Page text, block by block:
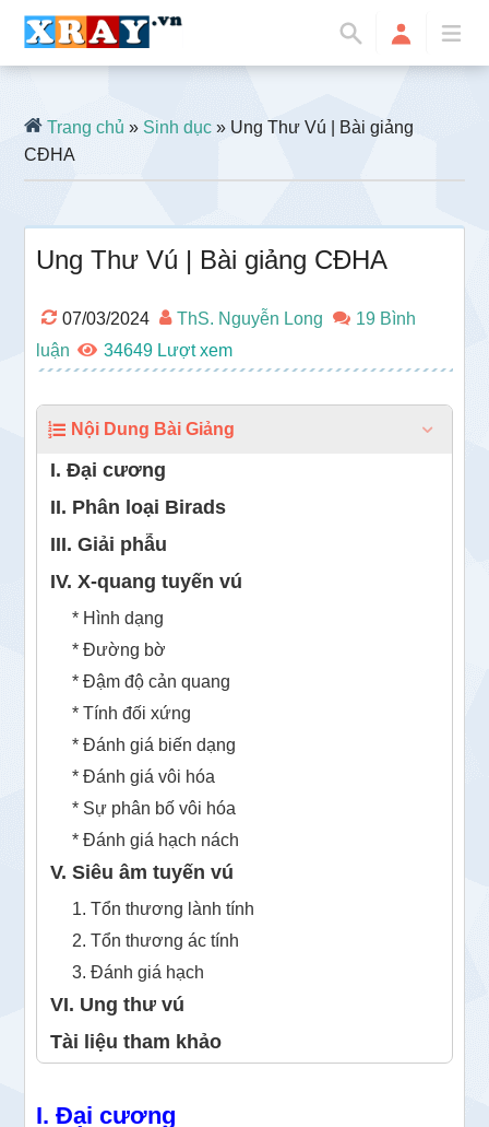
Trang chủ »Sinh dục » Ung Thư Vú | Bài giảng
CĐHA
Ung Thư Vú | Bài giảng CĐHA
07/03/2024 ThS. Nguyễn Long
19 Bình
luận
34649
Nội Dung Bài Giảng
I. Đại cương
II. Phân loại Birads
III. Giải phẫu
IV. X-quang tuyến vú
* Hình dạng
* Đường bờ
* Đậm độ cản quang
* Tính đối xứng
* Đánh giá biến dạng
* Đánh giá vôi hóa
* Sự phân bố vôi hóa
* Đánh giá hạch nách
V. Siêu âm tuyến vú
1. Tổn thương lành tính
2. Tổn thương ác tính
3. Đánh giá hạch
VI. Ung thư vú
Tài liệu tham khảo
I. Đại cương